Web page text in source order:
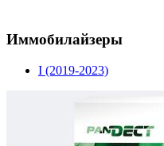
Иммобилайзеры
I (2019-2023)